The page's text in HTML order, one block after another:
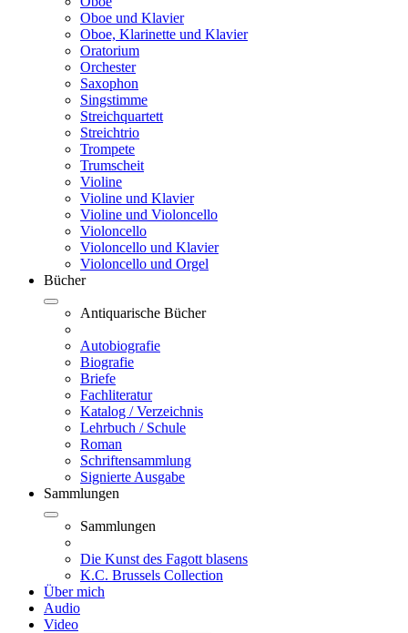
Oboe und Klavier
Oboe, Klarinette und Klavier
Oratorium
Orchester
Saxophon
Singstimme
Streichquartett
Streichtrio
Trompete
Trumscheit
Violine
Violine und Klavier
Violine und Violoncello
Violoncello
Violoncello und Klavier
Violoncello und Orgel
Bücher
Antiquarische Bücher
Autobiografie
Biografie
Briefe
Fachliteratur
Katalog / Verzeichnis
Lehrbuch / Schule
Roman
Schriftensammlung
Signierte Ausgabe
Sammlungen
Sammlungen
Die Kunst des Fagott blasens
K.C. Brussels Collection
Über mich
Audio
Video